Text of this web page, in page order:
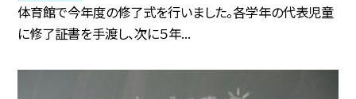
体育館で今年度の修了式を行いました。各学年の代表児童
に修了証書を手渡し、次に５年...